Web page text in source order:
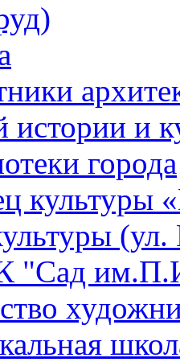
истории и
города
культуры
(ул.